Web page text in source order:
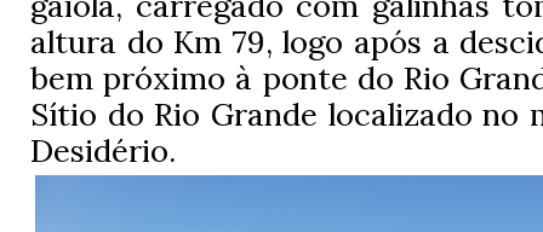
altura do Km 79, logo após a
bem próximo à ponte do Rio
Sítio do Rio Grande localizado no
Desidério.